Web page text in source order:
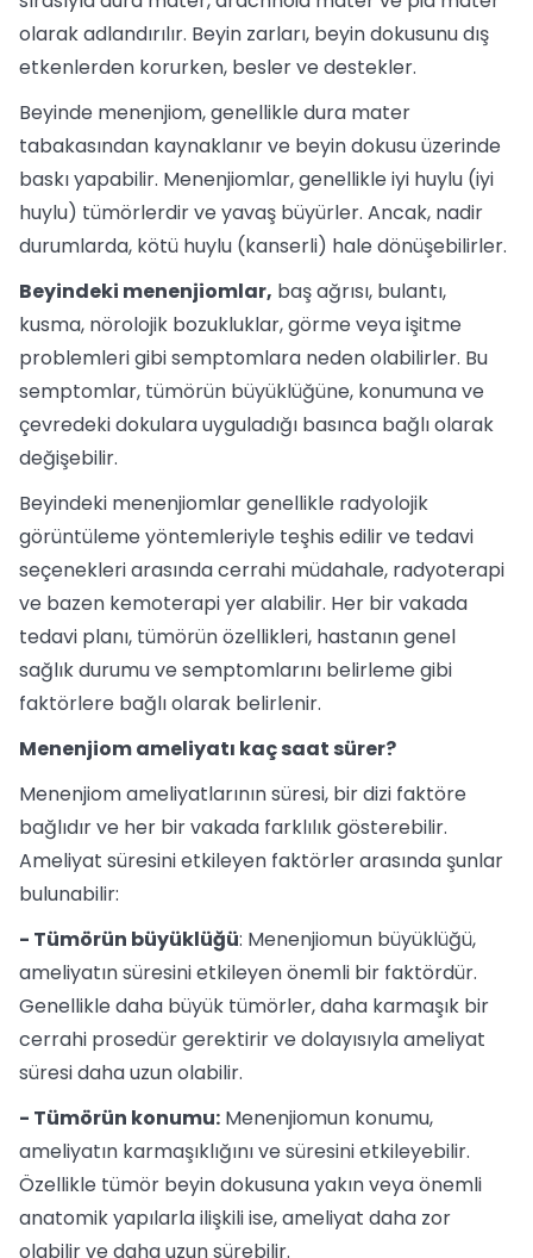
olarak adlandırılır. Beyin zarları, beyin dokusunu dış
etkenlerden korurken, besler ve destekler.
Beyinde menenjiom, genellikle dura mater
tabakasından kaynaklanır ve beyin dokusu üzerinde
baskı yapabilir. Menenjiomlar, genellikle iyi huylu (iyi
huylu) tümörlerdir ve yavaş büyürler. Ancak, nadir
durumlarda, kötü huylu (kanserli) hale dönüşebilirler.
Beyindeki menenjiomlar, baş ağrısı, bulantı,
kusma, nörolojik bozukluklar, görme veya işitme
problemleri gibi semptomlara neden olabilirler. Bu
semptomlar, tümörün büyüklüğüne, konumuna ve
çevredeki dokulara uyguladığı basınca bağlı olarak
değişebilir.
Beyindeki menenjiomlar genellikle radyolojik
görüntüleme yöntemleriyle teşhis edilir ve tedavi
seçenekleri arasında cerrahi müdahale, radyoterapi
ve bazen kemoterapi yer alabilir. Her bir vakada
tedavi planı, tümörün özellikleri, hastanın genel
sağlık durumu ve semptomlarını belirleme gibi
faktörlere bağlı olarak belirlenir.
Menenjiom ameliyatı kaç saat sürer?
Menenjiom ameliyatlarının süresi, bir dizi faktöre
bağlıdır ve her bir vakada farklılık gösterebilir.
Ameliyat süresini etkileyen faktörler arasında şunlar
bulunabilir:
- Tümörün büyüklüğü: Menenjiomun büyüklüğü,
ameliyatın süresini etkileyen önemli bir faktördür.
Genellikle daha büyük tümörler, daha karmaşık bir
cerrahi prosedür gerektirir ve dolayısıyla ameliyat
süresi daha uzun olabilir.
- Tümörün konumu: Menenjiomun konumu,
ameliyatın karmaşıklığını ve süresini etkileyebilir.
Özellikle tümör beyin dokusuna yakın veya önemli
anatomik yapılarla ilişkili ise, ameliyat daha zor
olabilir ve daha uzun sürebilir.